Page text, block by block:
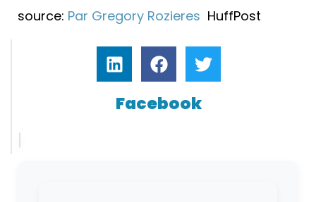
source: Par Gregory Rozieres HuffPost
Facebook